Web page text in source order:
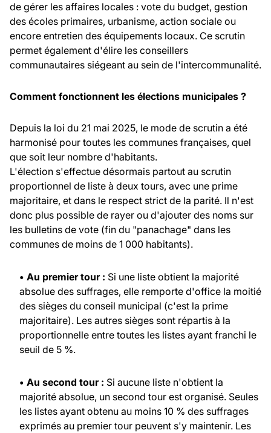
de gérer les affaires locales : vote du budget, gestion
des écoles primaires, urbanisme, action sociale ou
encore entretien des équipements locaux. Ce scrutin
permet également d'élire les conseillers
communautaires siégeant au sein de l'intercommunalité.
Comment fonctionnent les élections municipales ?
Depuis la loi du 21 mai 2025, le mode de scrutin a été
harmonisé pour toutes les communes françaises, quel
que soit leur nombre d'habitants.
L'élection s'effectue désormais partout au scrutin
proportionnel de liste à deux tours, avec une prime
majoritaire, et dans le respect strict de la parité. Il n'est
donc plus possible de rayer ou d'ajouter des noms sur
les bulletins de vote (fin du "panachage" dans les
communes de moins de 1 000 habitants).
• Au premier tour : Si une liste obtient la majorité
absolue des suffrages, elle remporte d'office la moitié
des sièges du conseil municipal (c'est la prime
majoritaire). Les autres sièges sont répartis à la
proportionnelle entre toutes les listes ayant franchi le
seuil de 5 %.
• Au second tour : Si aucune liste n'obtient la
majorité absolue, un second tour est organisé. Seules
les listes ayant obtenu au moins 10 % des suffrages
exprimés au premier tour peuvent s'y maintenir. Les